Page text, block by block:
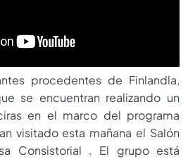
procedentes de Finlandla,
se encuentran realizando un
en el marco del programa
visitado esta mañana el Salón
Consistorial . El grupo está